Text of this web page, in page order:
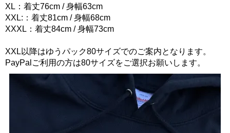
XL：着丈76cm / 身幅63cm
XXL:：着丈81cm / 身幅68cm
XXXL：着丈84cm / 身幅73cm
XXL以降はゆうパック80サイズでのご案内となります。
PayPalご利用の方は80サイズをご選択お願いします。